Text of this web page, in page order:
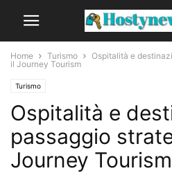
Home Turismo
Ospitalità e
il Journey Tourism
Turismo
Ospitalità e
passaggio
Journey Tourism